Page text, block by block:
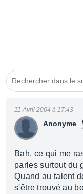
Anonyme
11 Avril 2004 à 17:43
Bah, ce qui me
parles surtout du
Quand au talent
s'être trouvé au